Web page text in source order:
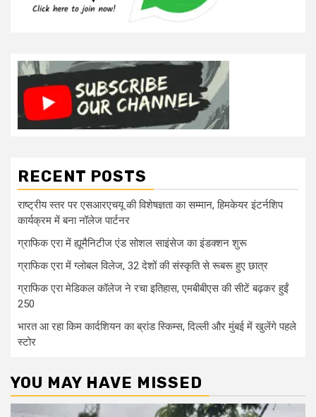
RECENT POSTS
राष्ट्रीय स्तर पर एसआरएचयू की विशेषज्ञता का सम्मान, हिमकेयर इंटर्नशिप
कार्यक्रम में बना नॉलेज पार्टनर
ग्राफिक एरा में ह्यूमैनिटीज एंड सोशल साइंसेज का इंडक्शन शुरू
ग्राफिक एरा में ग्लोबल विलेज, 32 देशों की संस्कृति से रूबरू हुए छात्र
ग्राफिक एरा मेडिकल कॉलेज ने रचा इतिहास, एमबीबीएस की सीटें बढ़कर हुईं
250
भारत आ रहा किम कार्दशियन का ब्रांड स्किम्स, दिल्ली और मुंबई में खुलेंगे पहले
स्टोर
YOU MAY HAVE MISSED